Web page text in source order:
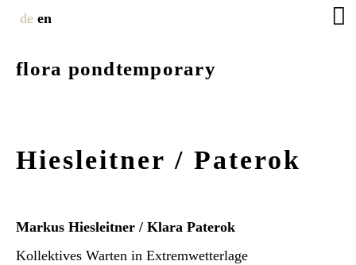
de en
flora pondtemporary
Hiesleitner / Paterok
Markus Hiesleitner / Klara Paterok
Kollektives Warten in Extremwetterlage